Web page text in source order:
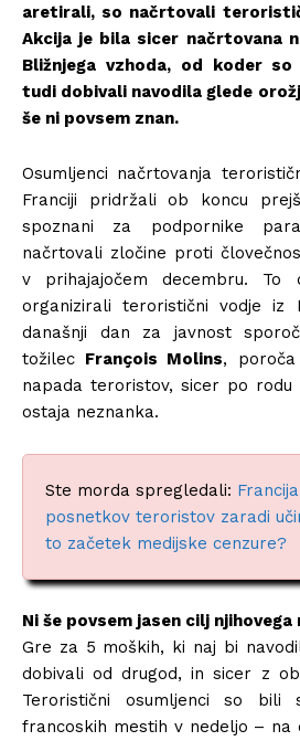
aretirali, so načrtovali
Akcija je bila sicer načrtovana
Bližnjega vzhoda, od koder
tudi dobivali navodila glede
še ni povsem znan.
Osumljenci načrtovanja
Franciji pridržali ob koncu
spoznani za podpornike
načrtovali zločine proti
v prihajajočem decembru. To
organizirali teroristični vodje
današnji dan za javnost
tožilec François Molins,
napada teroristov, sicer po rodu
ostaja neznanka.
Ste morda spregledali:
posnetkov teroristov zaradi
to začetek medijske cenzure?
Ni še povsem jasen cilj njihovega
Gre za 5 moških, ki naj bi
dobivali od drugod, in sicer z
Teroristični osumljenci so
francoskih mestih v nedeljo – na